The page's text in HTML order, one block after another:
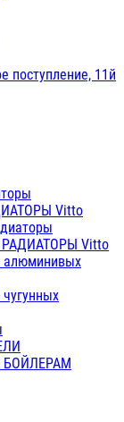
поступление, 11й
Vitto
Vitto
алюминивых